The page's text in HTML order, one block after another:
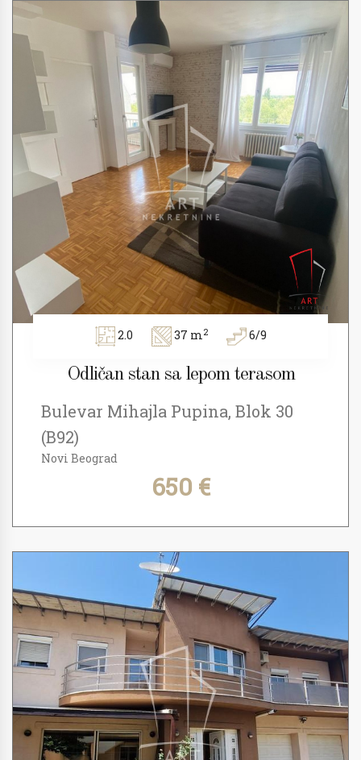
2.0 37 m2 6/9
Odličan stan sa lepom terasom
Bulevar Mihajla Pupina, Blok 30
(B92)
Novi Beograd
650 €